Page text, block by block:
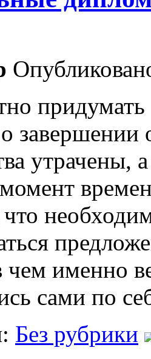
завершении
утрачены,
что
чем именно
сами по
Без рубрики